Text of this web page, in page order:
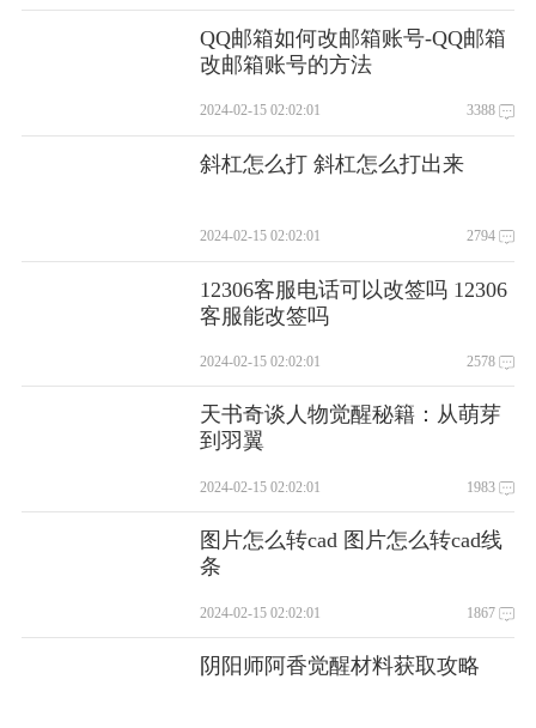
你怎么想呢?我觉得这个手机软件很好用。请分享给你的朋友:
QQ邮箱如何改邮箱账号-QQ邮箱
改邮箱账号的方法
2024-02-15 02:02:01 3388
斜杠怎么打 斜杠怎么打出来
2024-02-15 02:02:01 2794
12306客服电话可以改签吗 12306
客服能改签吗
2024-02-15 02:02:01 2578
天书奇谈人物觉醒秘籍：从萌芽
到羽翼
2024-02-15 02:02:01 1983
图片怎么转cad 图片怎么转cad线
条
2024-02-15 02:02:01 1867
阴阳师阿香觉醒材料获取攻略